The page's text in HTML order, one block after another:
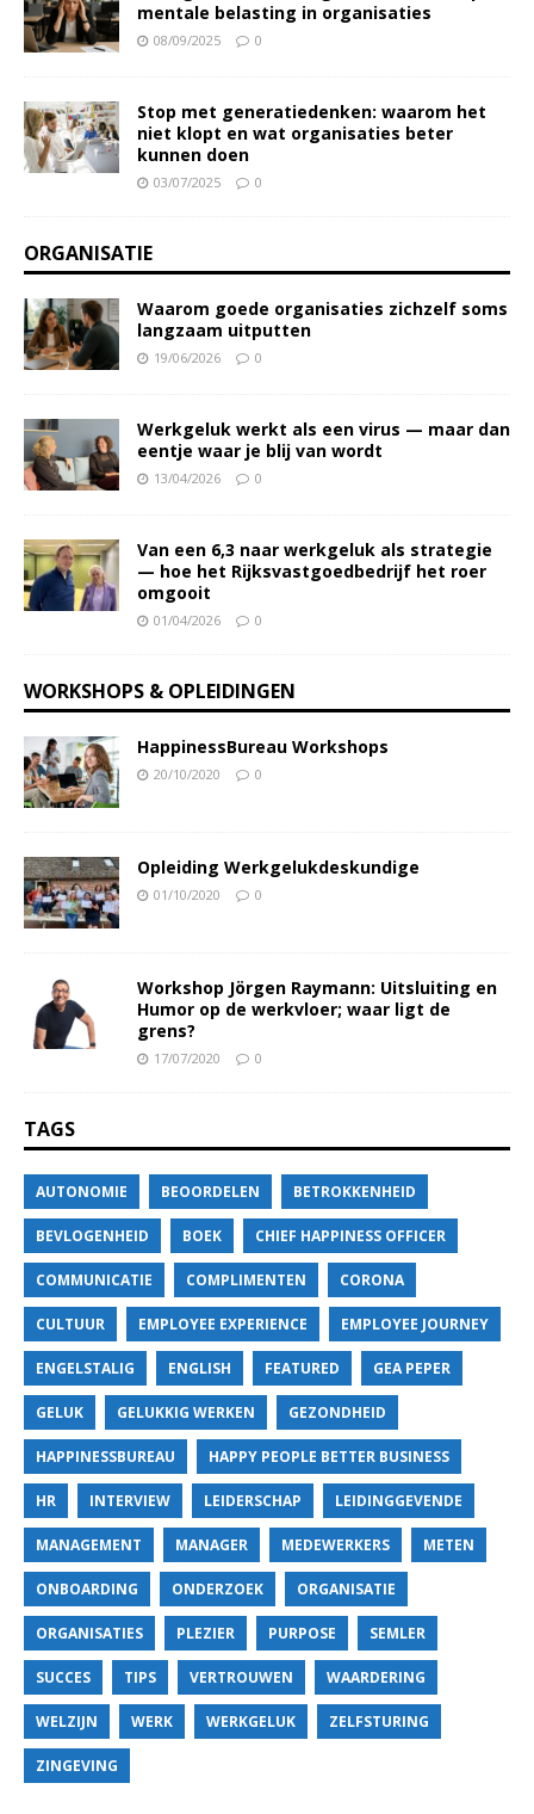
mentale belasting in organisaties
08/09/2025 0
Stop met generatiedenken: waarom het
niet klopt en wat organisaties beter
kunnen doen
03/07/2025 0
ORGANISATIE
Waarom goede organisaties zichzelf soms
langzaam uitputten
19/06/2026 0
Werkgeluk werkt als een virus — maar dan
eentje waar je blij van wordt
13/04/2026 0
Van een 6,3 naar werkgeluk als strategie
— hoe het Rijksvastgoedbedrijf het roer
omgooit
01/04/2026 0
WORKSHOPS & OPLEIDINGEN
HappinessBureau Workshops
20/10/2020 0
Opleiding Werkgelukdeskundige
01/10/2020 0
Workshop Jörgen Raymann: Uitsluiting en
Humor op de werkvloer; waar ligt de
grens?
17/07/2020 0
TAGS
AUTONOMIE BEOORDELEN BETROKKENHEID
BEVLOGENHEID BOEK CHIEF HAPPINESS OFFICER
COMMUNICATIE COMPLIMENTEN CORONA
CULTUUR EMPLOYEE EXPERIENCE EMPLOYEE JOURNEY
ENGELSTALIG ENGLISH FEATURED GEA PEPER
GELUK GELUKKIG WERKEN GEZONDHEID
HAPPINESSBUREAU HAPPY PEOPLE BETTER BUSINESS
HR INTERVIEW LEIDERSCHAP LEIDINGGEVENDE
MANAGEMENT MANAGER MEDEWERKERS METEN
ONBOARDING ONDERZOEK ORGANISATIE
ORGANISATIES PLEZIER PURPOSE SEMLER
SUCCES TIPS VERTROUWEN WAARDERING
WELZIJN WERK WERKGELUK ZELFSTURING
ZINGEVING